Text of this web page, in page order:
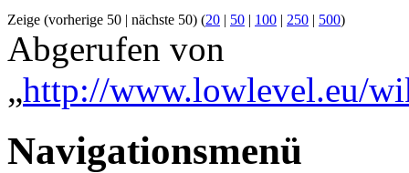
Zeige (vorherige 50 | nächste 50) (20 | 50 | 100 | 250 | 500)
Abgerufen von
„http://www.lowlevel.eu/
Navigationsmenü